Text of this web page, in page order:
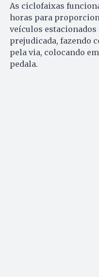
As ciclofaixas
horas para
veículos
prejudicada, fazendo
pela via, colocando
pedala.